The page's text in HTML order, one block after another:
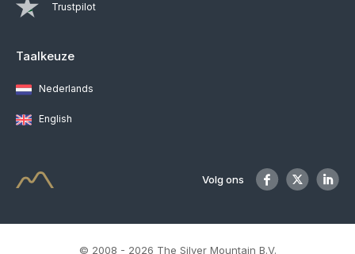
Trustpilot
Taalkeuze
Nederlands
English
Volg ons
© 2008 - 2026 The Silver Mountain B.V.